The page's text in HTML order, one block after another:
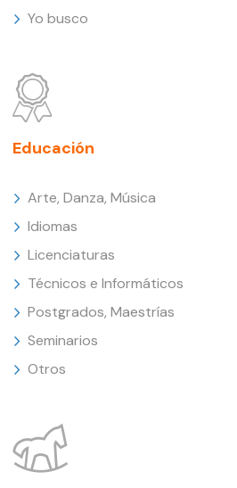
Yo busco
Educación
Arte, Danza, Música
Idiomas
Licenciaturas
Técnicos e Informáticos
Postgrados, Maestrías
Seminarios
Otros